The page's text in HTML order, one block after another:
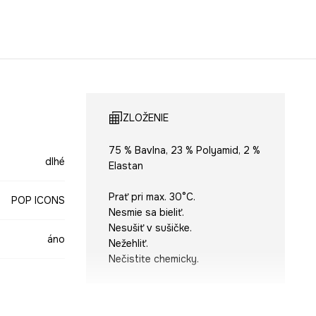
dlhé
POP ICONS
áno
ZLOŽENIE
75 % Bavlna, 23 % Polyamid, 2 %
Elastan
Prať pri max. 30°C.
Nesmie sa bieliť.
Nesušiť v sušičke.
Nežehliť.
Nečistite chemicky.